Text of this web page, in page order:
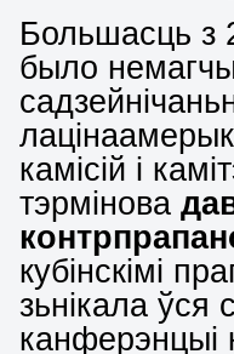
Большасць з
было
камісій і
тэрмінова
кубінскімі
зьнікала ўся
канферэнцыі